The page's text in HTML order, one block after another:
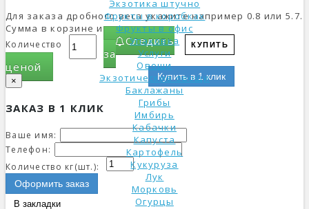
Экзотика штучно
Фрукты в коробках
Фрукты в офис
Упаковка
Услуги
Овощи
Экзотические овощи
Баклажаны
Грибы
Имбирь
Кабачки
Капуста
Картофель
Кукуруза
Лук
Морковь
Огурцы
Для заказа дробного веса укажите например 0.8 или 5.7.
Сумма в корзине изменится.
Количество КУПИТЬ
Купить в 1 клик
Следить
за
ценой
×
ЗАКАЗ В 1 КЛИК
Ваше имя:
Телефон:
Количество кг(шт.):
Оформить заказ
В закладки